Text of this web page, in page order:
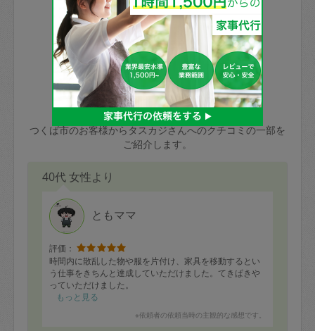
直前キャンセル料：
72時間前〜24時間前＝依頼料金の50%
24時間前～1時間前＝依頼金額の100%
1時間前〜実施時間＝依頼金額の100%＋
交通費全額
依頼者不在による当日キャンセル＝依頼
金額の100%＋交通費全額
合、水曜日午前9時以降はキャンセル料が
発生
水曜日9時〜金曜日9時まで＝依頼料金の
50%
金曜日9時～土曜日8時まで＝依頼金額の
100%
土曜日8時〜実施時間＝依頼金額の100%
＋交通費全額
依頼者不在による当日キャンセル＝依頼
みてください。
その後、一番気に入ったタスカジさんに
「定期（毎週・隔週）」依頼をしてくだ
さい。
てください。
不在時に部屋に入るためにタスカジさん
に鍵を預ける必要がありますが、タスカ
ジさんが紛失した鍵によって二次的な損
害（たとえば、第三者の侵入など）が起
きた場合は損害保険の対象外となるので
ご注意ください。
で、必ず鍵のかかるロッカーや金庫に入
れて依頼者の責任の元管理するよう心掛
けてください。
※パスポート、クレジットカード、銀行カ
ード、5千円以上のアクセサリー、500円
玉、など
あわせてこちらも参照ください ： 初めて
利用します。注意しなくてはいけない点
はありますか？
お客様からの口コミ
つくば市のお客様からタスカジさんへのクチコミの一部を
ご紹介します。
40代 女性より
ともママ
評価：
時間内に散乱した物や服を片付け、家具を移動するとい
う仕事をきちんと達成していただけました。てきぱきや
っていただけました。
もっと見る
※依頼者の依頼当時の主観的な感想です。